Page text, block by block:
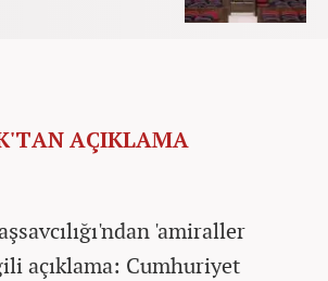
AÇIKLAMA
'amiraller
açıklama: Cumhuriyet